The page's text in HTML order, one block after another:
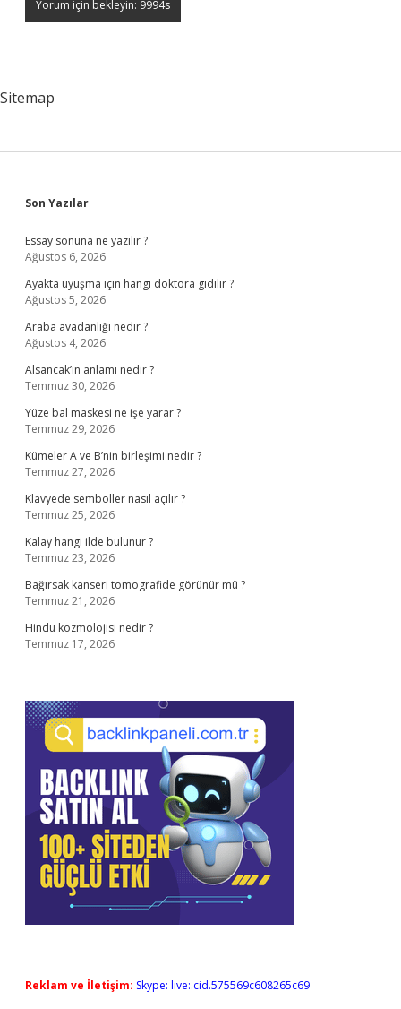
Sitemap
Sidebar
Son Yazılar
Essay sonuna ne yazılır ?
Ağustos 6, 2026
Ayakta uyuşma için hangi doktora gidilir ?
Ağustos 5, 2026
Araba avadanlığı nedir ?
Ağustos 4, 2026
Alsancak’ın anlamı nedir ?
Temmuz 30, 2026
Yüze bal maskesi ne işe yarar ?
Temmuz 29, 2026
Kümeler A ve B’nin birleşimi nedir ?
Temmuz 27, 2026
Klavyede semboller nasıl açılır ?
Temmuz 25, 2026
Kalay hangi ilde bulunur ?
Temmuz 23, 2026
Bağırsak kanseri tomografide görünür mü ?
Temmuz 21, 2026
Hindu kozmolojisi nedir ?
Temmuz 17, 2026
Reklam ve İletişim: Skype: live:.cid.575569c608265c69